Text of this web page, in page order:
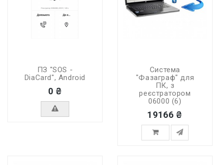
ПЗ "SOS -
DiaCard", Android
0 ₴
Система
"Фазаграф" для
ПК, з
реєстратором
06000 (6)
19166 ₴